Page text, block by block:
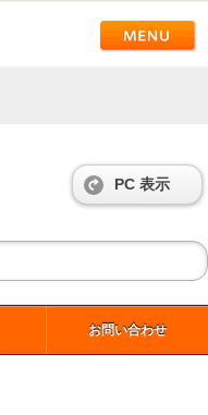
PC 表示
お問い合わせ